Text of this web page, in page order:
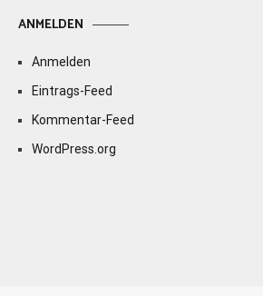
ANMELDEN
Anmelden
Eintrags-Feed
Kommentar-Feed
WordPress.org